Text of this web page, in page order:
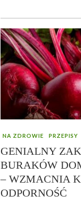
NA ZDROWIE PRZEPISY
GENIALNY
BURAKÓW
– WZMACNIA
ODPORNOŚĆ